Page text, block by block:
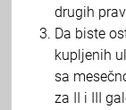
drugih
Da biste
kupljenih
sa
za II i III